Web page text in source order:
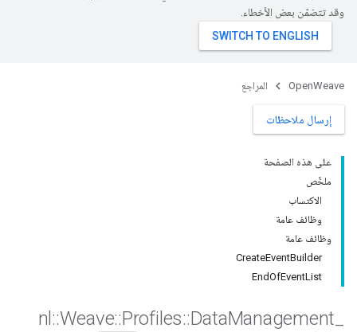
وقد تتضمّن بعض الأخطاء.
OpenWeave المراجع
إرسال ملاحظات
على هذه الصفحة
ملخّص
الاكتساب
وظائف عامة
وظائف عامة
CreateEventBuilder
EndOfEventList
nl ::Weave::Profiles::DataManagement